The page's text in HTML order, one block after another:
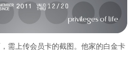
需上传会员卡的截图。他家的白金卡